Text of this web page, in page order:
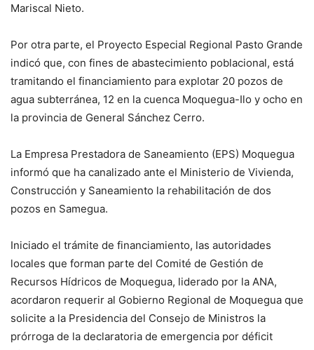
Mariscal Nieto.
Por otra parte, el Proyecto Especial Regional Pasto Grande
indicó que, con fines de abastecimiento poblacional, está
tramitando el financiamiento para explotar 20 pozos de
agua subterránea, 12 en la cuenca Moquegua-Ilo y ocho en
la provincia de General Sánchez Cerro.
La Empresa Prestadora de Saneamiento (EPS) Moquegua
informó que ha canalizado ante el Ministerio de Vivienda,
Construcción y Saneamiento la rehabilitación de dos
pozos en Samegua.
Iniciado el trámite de financiamiento, las autoridades
locales que forman parte del Comité de Gestión de
Recursos Hídricos de Moquegua, liderado por la ANA,
acordaron requerir al Gobierno Regional de Moquegua que
solicite a la Presidencia del Consejo de Ministros la
prórroga de la declaratoria de emergencia por déficit